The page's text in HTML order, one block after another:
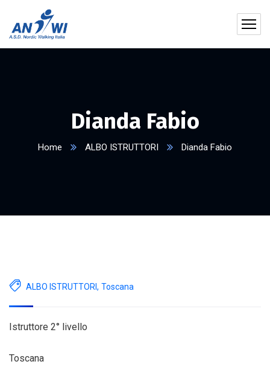
Dianda Fabio
Home ALBO ISTRUTTORI Dianda Fabio
ALBO ISTRUTTORI, Toscana
Istruttore 2° livello
Toscana